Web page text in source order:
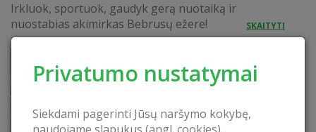
Privatumo nustatymai
Siekdami pagerinti Jūsų naršymo kokybę,
Irkluok, sportuok, gaudyk gerą nuotaiką ir
nuostabias akimirkas Bebrusų ežere!
SKAITYTI